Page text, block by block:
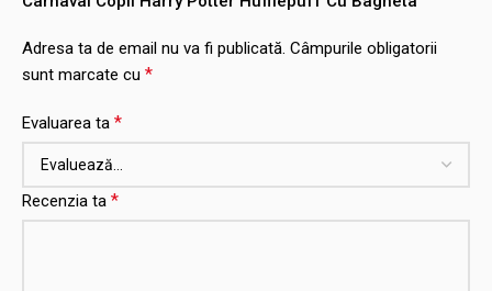
Adresa ta de email nu va fi publicată. Câmpurile obligatorii
sunt marcate cu *
Evaluarea ta *
Recenzia ta *